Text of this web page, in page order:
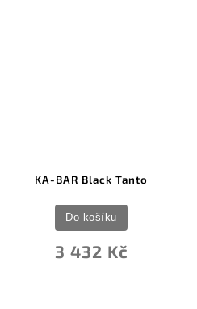
KA-BAR Black Tanto
3 432 Kč
Do košíku